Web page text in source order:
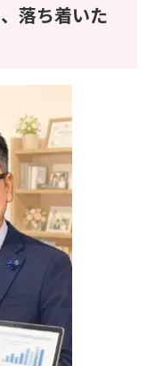
落ち着いた